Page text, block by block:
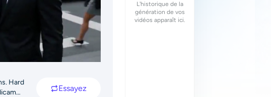
Hard
Essayez
L'historique de la
génération de vos
vidéos apparaît ici.